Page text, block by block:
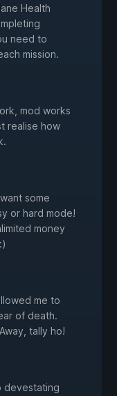
Health
need to
mission.
mod works
realise how
some
or hard mode!
money
me to
of death.
tally ho!
devestating